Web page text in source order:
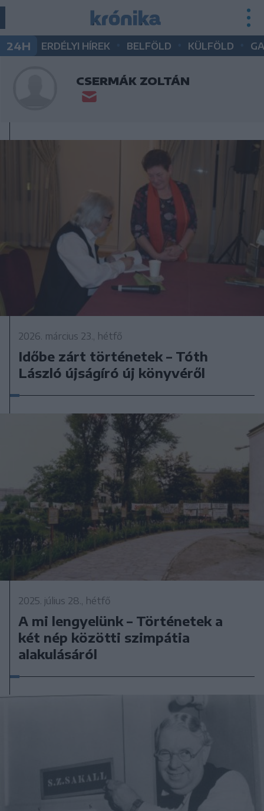
24H ERDÉLYI HÍREK BELFÖLD KÜLFÖLD
CSERMÁK ZOLTÁN
2026. március 23., hétfő
Időbe zárt történetek – Tóth
László újságíró új könyvéről
2025. július 28., hétfő
A mi lengyelünk – Történetek a
két nép közötti szimpátia
alakulásáról